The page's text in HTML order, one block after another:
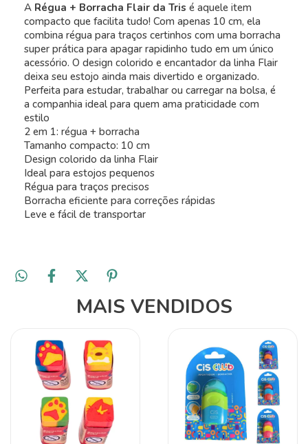
A Régua + Borracha Flair da Tris é aquele item
compacto que facilita tudo! Com apenas 10 cm, ela
combina régua para traços certinhos com uma borracha
super prática para apagar rapidinho tudo em um único
acessório. O design colorido e encantador da linha Flair
deixa seu estojo ainda mais divertido e organizado.
Perfeita para estudar, trabalhar ou carregar na bolsa, é
a companhia ideal para quem ama praticidade com
estilo
2 em 1: régua + borracha
Tamanho compacto: 10 cm
Design colorido da linha Flair
Ideal para estojos pequenos
Régua para traços precisos
Borracha eficiente para correções rápidas
Leve e fácil de transportar
MAIS VENDIDOS